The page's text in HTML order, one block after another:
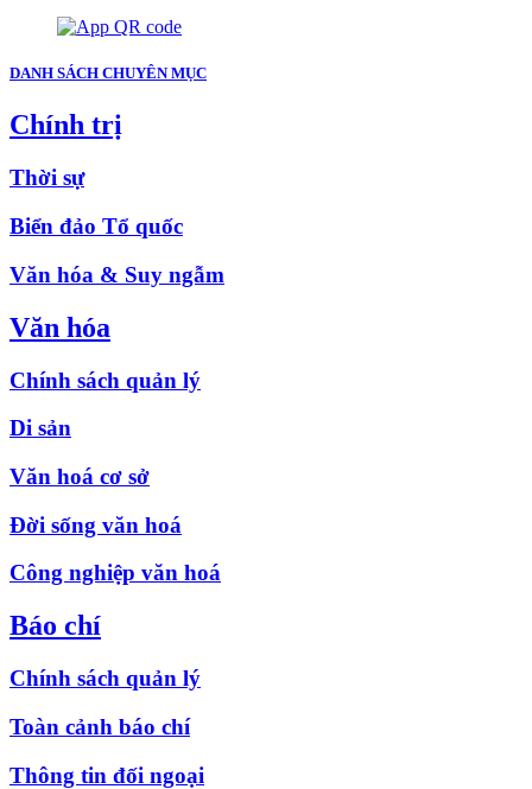
DANH SÁCH CHUYÊN MỤC
Chính trị
Thời sự
Biển đảo Tổ quốc
Văn hóa & Suy ngẫm
Văn hóa
Chính sách quản lý
Di sản
Văn hoá cơ sở
Đời sống văn hoá
Công nghiệp văn hoá
Báo chí
Chính sách quản lý
Toàn cảnh báo chí
Thông tin đối ngoại